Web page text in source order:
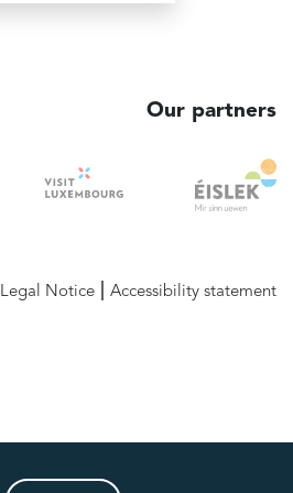
Our partners
Legal Notice Accessibility statement